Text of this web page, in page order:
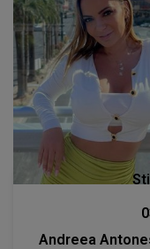
Andreea